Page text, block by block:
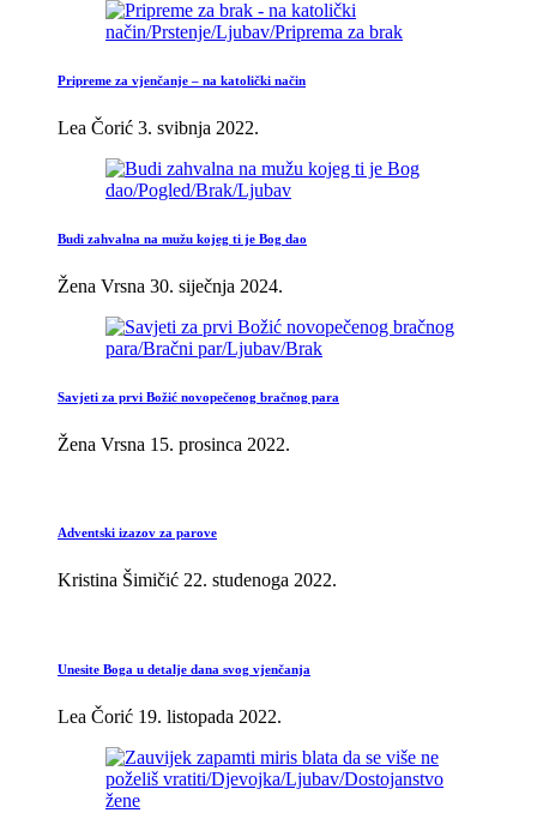
Pripreme za vjenčanje – na katolički način
Lea Čorić 3. svibnja 2022.
Budi zahvalna na mužu kojeg ti je Bog dao
Žena Vrsna 30. siječnja 2024.
Savjeti za prvi Božić novopečenog bračnog para
Žena Vrsna 15. prosinca 2022.
Adventski izazov za parove
Kristina Šimičić 22. studenoga 2022.
Unesite Boga u detalje dana svog vjenčanja
Lea Čorić 19. listopada 2022.